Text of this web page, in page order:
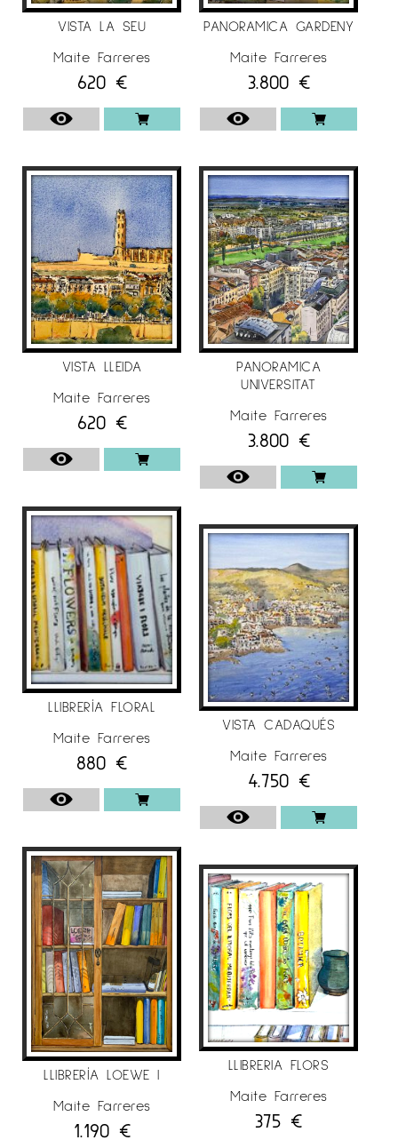
seva obra es caracteritza per una marcada
espontaneïtat i frescor, amb un llenguatge
plàstic desenfadat i vital. El gest és ferm i
expressiu, mentre que la paleta cromàtica, rica
en colors vius i lluminosos, aporta llum,
energia i dinamisme a les seves composicions.
Ha exposat darrerament a Nova York, París,
Luxemburg, Budapest, Barcelona, Madrid,
Donosti i Lleida, en fires i galeries d’art.
Finalista dels premis Ciutat de Barcelona
“AGBAR” els anys 2023 i 2024.
Per a més informació de l’artistaMaite
Farreresa Espai Cavallers Gallery
VISTA LA SEU
Maite Farreres
620 €
VISTA LLEIDA
Maite Farreres
620 €
LLIBRERÍA FLORAL
Maite Farreres
880 €
LLIBRERÍA LOEWE I
Maite Farreres
1.190 €
PANORAMICA GARDENY
Maite Farreres
3.800 €
PANORAMICA
UNIVERSITAT
Maite Farreres
3.800 €
VISTA CADAQUÉS
Maite Farreres
4.750 €
LLIBRERIA FLORS
Maite Farreres
375 €